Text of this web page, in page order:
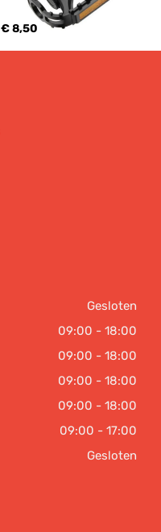
€ 8,50
Gesloten
09:00 - 18:00
09:00 - 18:00
09:00 - 18:00
09:00 - 18:00
09:00 - 17:00
Gesloten